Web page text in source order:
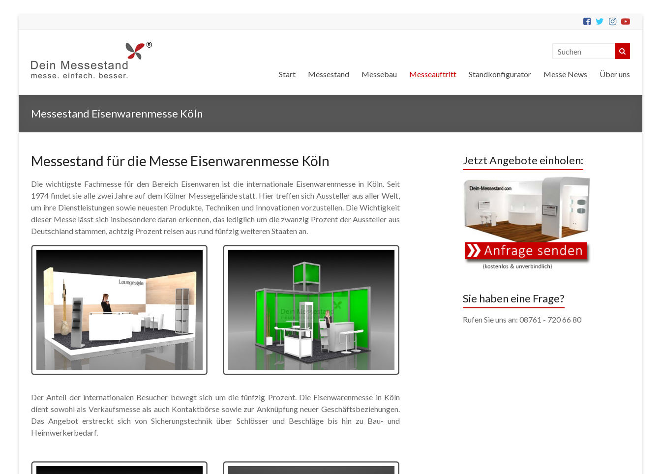
Start Messestand Messebau Messeauftritt Standkonfigurator Messe News Über uns
Messestand Eisenwarenmesse Köln
Messestand für die Messe Eisenwarenmesse Köln
Die wichtigste Fachmesse für den Bereich Eisenwaren ist die internationale Eisenwarenmesse in Köln. Seit
1974 findet sie alle zwei Jahre auf dem Kölner Messegelände statt. Hier treffen sich Aussteller aus aller Welt,
um ihre Dienstleistungen sowie neuesten Produkte, Techniken und Innovationen vorzustellen. Die Wichtigkeit
dieser Messe lässt sich insbesondere daran erkennen, das lediglich um die zwanzig Prozent der Aussteller aus
Deutschland stammen, achtzig Prozent reisen aus rund fünfzig weiteren Staaten an.
Der Anteil der internationalen Besucher bewegt sich um die fünfzig Prozent. Die Eisenwarenmesse in Köln
dient sowohl als Verkaufsmesse als auch Kontaktbörse sowie zur Anknüpfung neuer Geschäftsbeziehungen.
Das Angebot erstreckt sich von Sicherungstechnik über Schlösser und Beschläge bis hin zu Bau- und
Heimwerkerbedarf.
Jetzt Angebote einholen:
Sie haben eine Frage?
Rufen Sie uns an: 08761 - 720 66 80